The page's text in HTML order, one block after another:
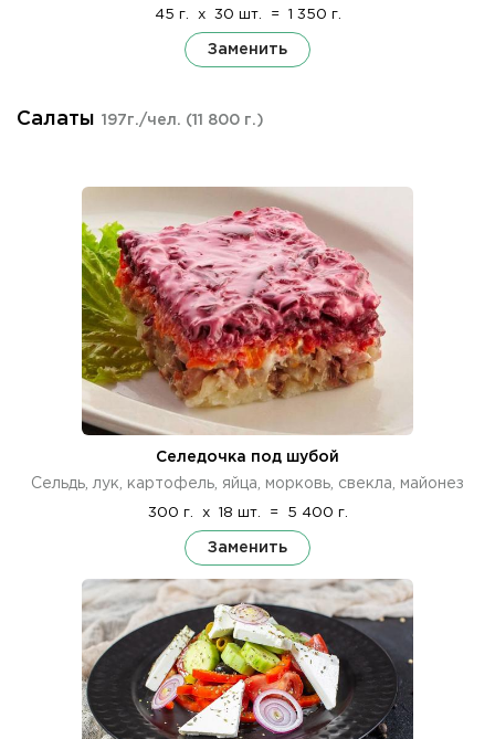
45 г. x 30 шт. = 1 350 г.
Заменить
Салаты 197г./чел. (11 800 г.)
Селедочка под шубой
Сельдь, лук, картофель, яйца, морковь, свекла, майонез
300 г. x 18 шт. = 5 400 г.
Заменить